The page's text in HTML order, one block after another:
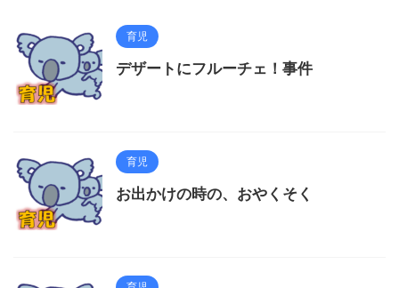
育児
デザートにフルーチェ！事件
育児
お出かけの時の、おやくそく